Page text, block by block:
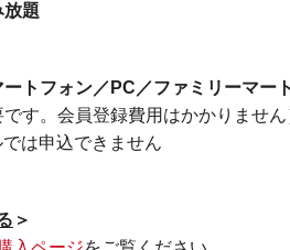
放題
トフォン／PC／ファミリーマー
会員登録費用はかかりません
込できません
＞